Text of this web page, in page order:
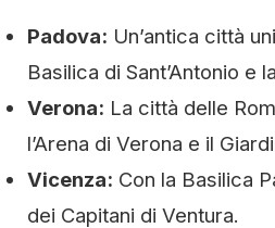
Padova: Un’antica città
Basilica di Sant’Antonio e
Verona: La città delle
l’Arena di Verona e il
Vicenza: Con la Basilica
dei Capitani di Ventura.